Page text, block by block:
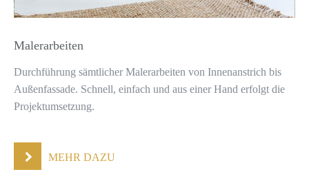
Malerarbeiten
Durchführung sämtlicher Malerarbeiten von Innenanstrich bis
Außenfassade. Schnell, einfach und aus einer Hand erfolgt die
Projektumsetzung.
MEHR DAZU